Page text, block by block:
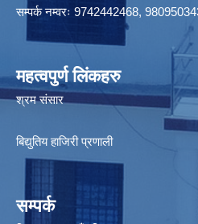
सम्पर्क नम्वरः 9742442468,
महत्वपुर्ण लिंकहरु
श्रम संसार
बिद्युतिय हाजिरी प्रणाली
सम्पर्क